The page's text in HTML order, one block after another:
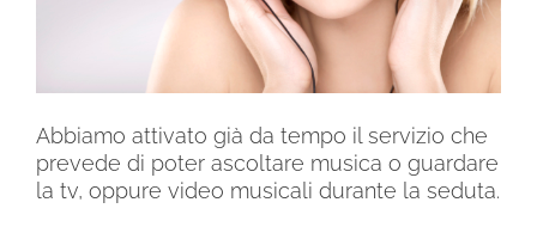
Abbiamo attivato già da tempo il servizio che
prevede di poter ascoltare musica o guardare
la tv, oppure video musicali durante la seduta.